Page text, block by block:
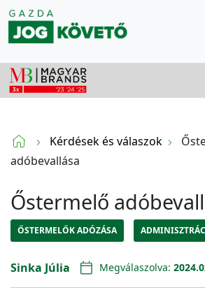
Kérdések és válaszok
adóbevallása
Őstermelő
ŐSTERMELŐK ADÓZÁSA
Sinka Júlia Megválaszolva: